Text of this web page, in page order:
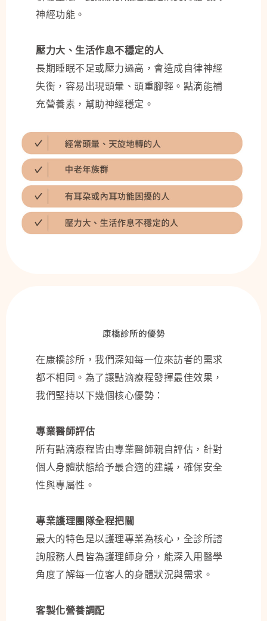
神經功能。
壓力大、生活作息不穩定的人
長期睡眠不足或壓力過高，會造成自律神經
失衡，容易出現頭暈、頭重腳輕。點滴能補
充營養素，幫助神經穩定。
康橋診所的優勢
在康橋診所，我們深知每一位來訪者的需求
都不相同。為了讓點滴療程發揮最佳效果，
我們堅持以下幾個核心優勢：
專業醫師評估
所有點滴療程皆由專業醫師親自評估，針對
個人身體狀態給予最合適的建議，確保安全
性與專屬性。
專業護理團隊全程把關
最大的特色是以護理專業為核心，全診所諮
詢服務人員皆為護理師身分，能深入用醫學
角度了解每一位客人的身體狀況與需求。
客製化營養調配